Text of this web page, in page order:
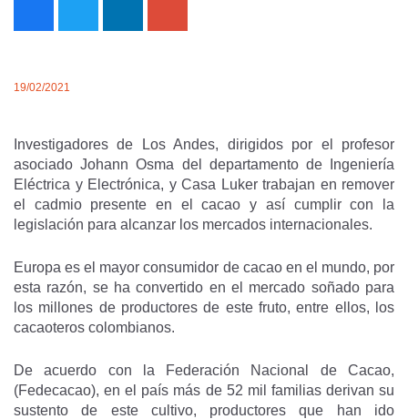
19/02/2021
Investigadores de Los Andes, dirigidos por el profesor
asociado Johann Osma del departamento de Ingeniería
Eléctrica y Electrónica, y Casa Luker trabajan en remover
el cadmio presente en el cacao y así cumplir con la
legislación para alcanzar los mercados internacionales.
Europa es el mayor consumidor de cacao en el mundo, por
esta razón, se ha convertido en el mercado soñado para
los millones de productores de este fruto, entre ellos, los
cacaoteros colombianos.
De acuerdo con la Federación Nacional de Cacao,
(Fedecacao), en el país más de 52 mil familias derivan su
sustento de este cultivo, productores que han ido